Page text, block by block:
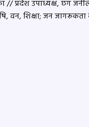
प्रदेश उपाध्यक्ष, छग
वन, शिक्षा; जन